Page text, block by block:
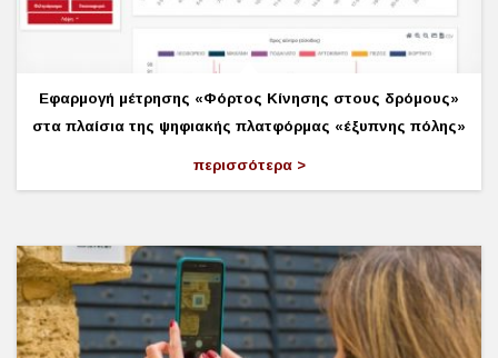
Εφαρμογή μέτρησης «Φόρτος Κίνησης στους δρόμους»
στα πλαίσια της ψηφιακής πλατφόρμας «έξυπνης πόλης»
περισσότερα